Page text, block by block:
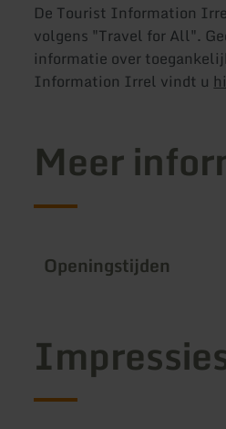
De Tourist Information
volgens "Travel for All".
informatie over
Information Irrel vindt u
Meer
Openingstijden